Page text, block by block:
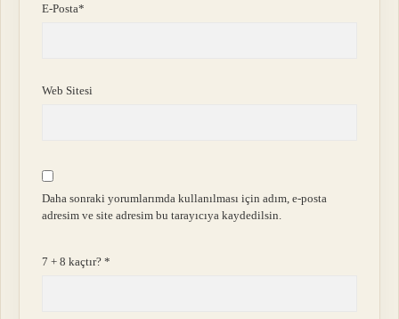
E-Posta*
Web Sitesi
Daha sonraki yorumlarımda kullanılması için adım, e-posta
adresim ve site adresim bu tarayıcıya kaydedilsin.
7 + 8 kaçtır?*